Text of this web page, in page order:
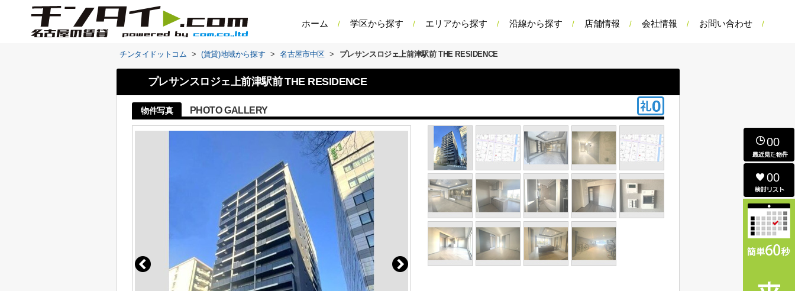
ホーム 学区から探す エリアから探す 沿線から探す 店舗情報 会社情報 お問い合わせ
チンタイドットコム > (賃貸)地域から探す > 名古屋市中区 > プレサンスロジェ上前津駅前 THE RESIDENCE
プレサンスロジェ上前津駅前 THE RESIDENCE
物件写真 PHOTO GALLERY
00
00